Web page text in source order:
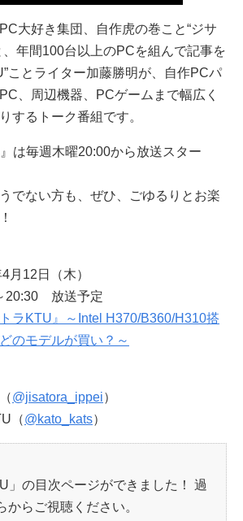
大好き集団、自作虎の巻こと“ジサ
、年間100台以上のPCを組んで記事を
ことライター加藤勝明が、自作PCパ
、周辺機器、PCゲームまで幅広く
するトーク番組です。
は毎週木曜20:00から放送スター
でない方も、ぜひ、ごゆるりとお楽
12日（木）
放送予定
トラKTU』～Intel H370/B360/H310搭
のモデルが買い？～
@jisatora_ippei）
（@kato_kats）
の目次ページができました！ 過
からご視聴ください。